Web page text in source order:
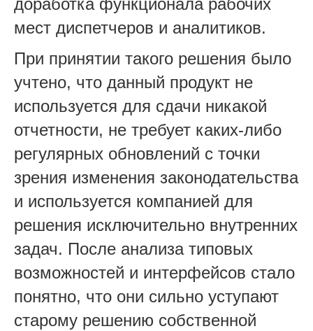
доработка функционала рабочих
мест диспетчеров и аналитиков.
При принятии такого решения было
учтено, что данный продукт не
используется для сдачи никакой
отчетности, не требует каких-либо
регулярных обновлений с точки
зрения изменения законодательства
и используется компанией для
решения исключительно внутренних
задач. После анализа типовых
возможностей и интерфейсов стало
понятно, что они сильно уступают
старому решению собственной